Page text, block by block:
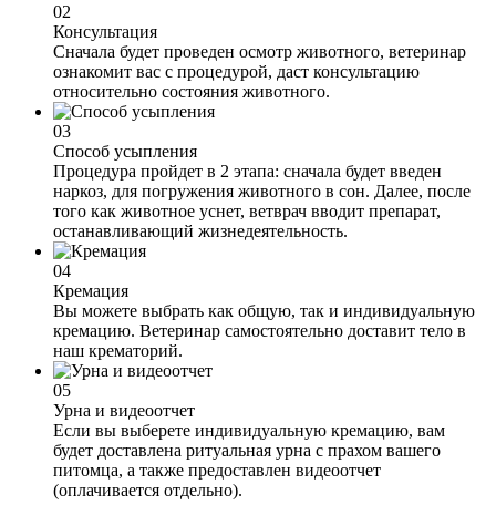
02
Консультация
Сначала будет проведен осмотр животного, ветеринар
ознакомит вас с процедурой, даст консультацию
относительно состояния животного.
03
Способ усыпления
Процедура пройдет в 2 этапа: сначала будет введен
наркоз, для погружения животного в сон. Далее, после
того как животное уснет, ветврач вводит препарат,
останавливающий жизнедеятельность.
04
Кремация
Вы можете выбрать как общую, так и индивидуальную
кремацию. Ветеринар самостоятельно доставит тело в
наш крематорий.
05
Урна и видеоотчет
Если вы выберете индивидуальную кремацию, вам
будет доставлена ритуальная урна с прахом вашего
питомца, а также предоставлен видеоотчет
(оплачивается отдельно).